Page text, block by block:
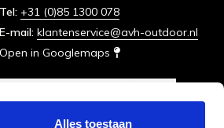
Alles toestaan
Tel: +31 (0)85 1300 078
E-mail: klantenservice@avh-outdoor.nl
Open in Googlemaps